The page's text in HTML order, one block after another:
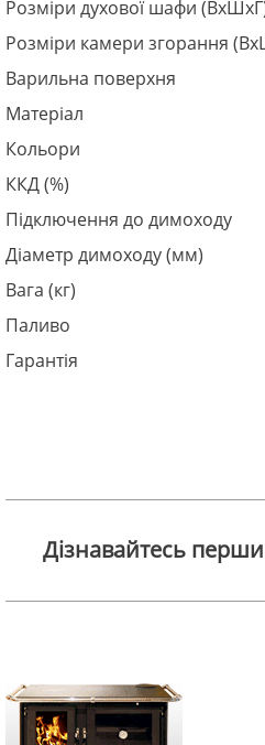
Розміри духової шафи
Розміри камери згорання
Варильна поверхня
Матеріал
Кольори
ККД (%)
Підключення до димоходу
Діаметр димоходу (мм)
Вага (кг)
Паливо
Гарантія
Дізнавайтесь